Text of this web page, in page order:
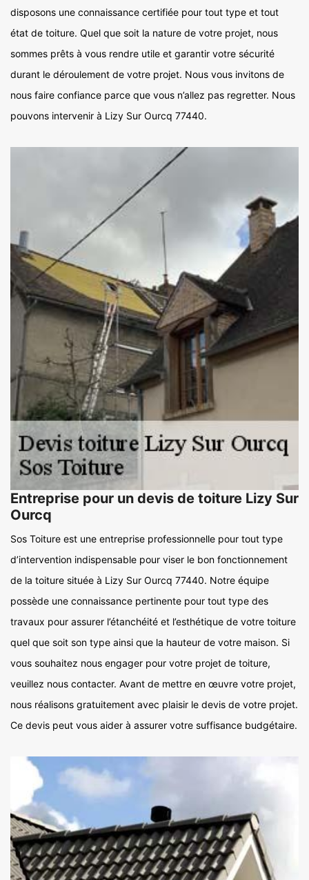
disposons une connaissance certifiée pour tout type et tout
état de toiture. Quel que soit la nature de votre projet, nous
sommes prêts à vous rendre utile et garantir votre sécurité
durant le déroulement de votre projet. Nous vous invitons de
nous faire confiance parce que vous n’allez pas regretter. Nous
pouvons intervenir à Lizy Sur Ourcq 77440.
Entreprise pour un devis de toiture Lizy Sur
Ourcq
Sos Toiture est une entreprise professionnelle pour tout type
d’intervention indispensable pour viser le bon fonctionnement
de la toiture située à Lizy Sur Ourcq 77440. Notre équipe
possède une connaissance pertinente pour tout type des
travaux pour assurer l’étanchéité et l’esthétique de votre toiture
quel que soit son type ainsi que la hauteur de votre maison. Si
vous souhaitez nous engager pour votre projet de toiture,
veuillez nous contacter. Avant de mettre en œuvre votre projet,
nous réalisons gratuitement avec plaisir le devis de votre projet.
Ce devis peut vous aider à assurer votre suffisance budgétaire.